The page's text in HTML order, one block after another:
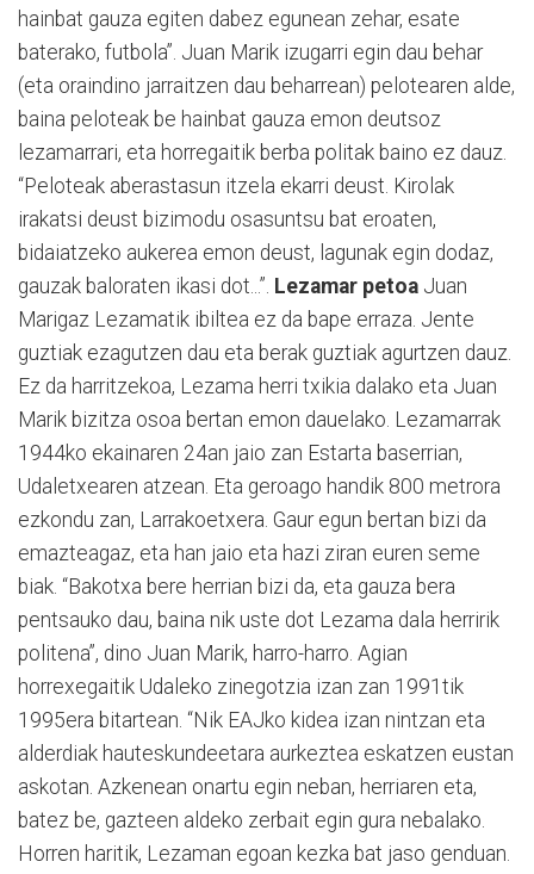
hainbat gauza egiten dabez egunean zehar, esate
baterako, futbola”. Juan Marik izugarri egin dau behar
(eta oraindino jarraitzen dau beharrean) pelotearen alde,
baina peloteak be hainbat gauza emon deutsoz
lezamarrari, eta horregaitik berba politak baino ez dauz.
“Peloteak aberastasun itzela ekarri deust. Kirolak
irakatsi deust bizimodu osasuntsu bat eroaten,
bidaiatzeko aukerea emon deust, lagunak egin dodaz,
gauzak baloraten ikasi dot...”. Lezamar petoa Juan
Marigaz Lezamatik ibiltea ez da bape erraza. Jente
guztiak ezagutzen dau eta berak guztiak agurtzen dauz.
Ez da harritzekoa, Lezama herri txikia dalako eta Juan
Marik bizitza osoa bertan emon dauelako. Lezamarrak
1944ko ekainaren 24an jaio zan Estarta baserrian,
Udaletxearen atzean. Eta geroago handik 800 metrora
ezkondu zan, Larrakoetxera. Gaur egun bertan bizi da
emazteagaz, eta han jaio eta hazi ziran euren seme
biak. “Bakotxa bere herrian bizi da, eta gauza bera
pentsauko dau, baina nik uste dot Lezama dala herririk
politena”, dino Juan Marik, harro-harro. Agian
horrexegaitik Udaleko zinegotzia izan zan 1991tik
1995era bitartean. “Nik EAJko kidea izan nintzan eta
alderdiak hauteskundeetara aurkeztea eskatzen eustan
askotan. Azkenean onartu egin neban, herriaren eta,
batez be, gazteen aldeko zerbait egin gura nebalako.
Horren haritik, Lezaman egoan kezka bat jaso genduan.